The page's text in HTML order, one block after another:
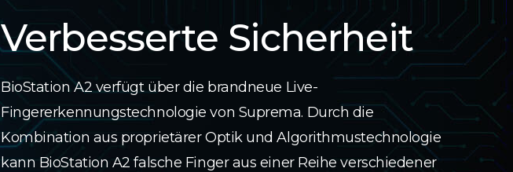
Verbesserte Sicherheit
BioStation A2 verfügt über die brandneue Live-
Fingererkennungstechnologie von Suprema. Durch die
Kombination aus proprietärer Optik und Algorithmustechnologie
kann BioStation A2 falsche Finger aus einer Reihe verschiedener